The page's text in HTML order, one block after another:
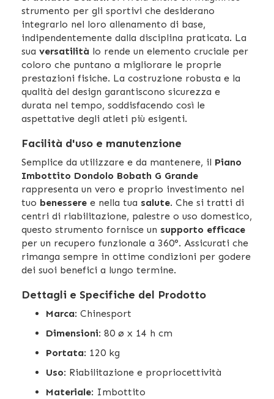
strumento per gli sportivi che desiderano
integrarlo nel loro allenamento di base,
indipendentemente dalla disciplina praticata. La
sua versatilità lo rende un elemento cruciale per
coloro che puntano a migliorare le proprie
prestazioni fisiche. La costruzione robusta e la
qualità del design garantiscono sicurezza e
durata nel tempo, soddisfacendo così le
aspettative degli atleti più esigenti.
Facilità d'uso e manutenzione
Semplice da utilizzare e da mantenere, il Piano
Imbottito Dondolo Bobath G Grande
rappresenta un vero e proprio investimento nel
tuo benessere e nella tua salute. Che si tratti di
centri di riabilitazione, palestre o uso domestico,
questo strumento fornisce un supporto efficace
per un recupero funzionale a 360°. Assicurati che
rimanga sempre in ottime condizioni per godere
dei suoi benefici a lungo termine.
Dettagli e Specifiche del Prodotto
Marca: Chinesport
Dimensioni: 80 ø x 14 h cm
Portata: 120 kg
Uso: Riabilitazione e propriocettività
Materiale: Imbottito